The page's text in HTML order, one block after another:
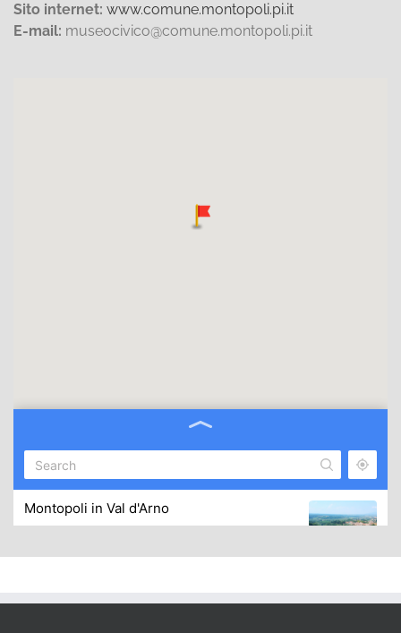
Sito internet: www.comune.montopoli.pi.it
E-mail: museocivico@comune.montopoli.pi.it
Montopoli in Val d'Arno
43.668837, 10.760464